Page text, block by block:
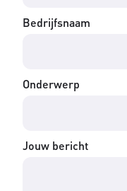
Bedrijfsnaam
Onderwerp
Jouw bericht